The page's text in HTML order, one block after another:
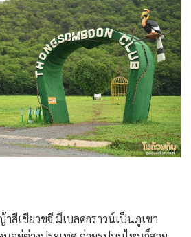
สีเขียวขจี มีเบลคกราวน์เป็นภูเขา